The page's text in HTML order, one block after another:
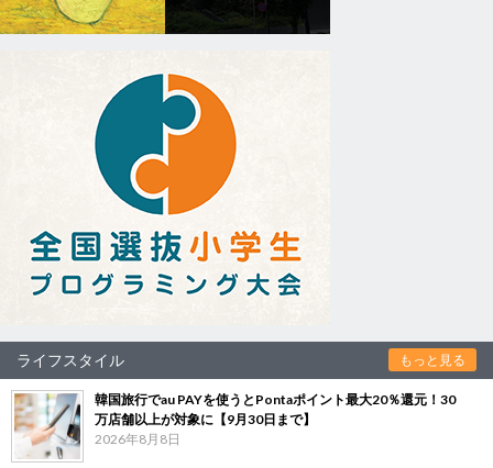
ライフスタイル もっと見る
韓国旅行でau PAYを使うとPontaポイント最大20％還元！30
万店舗以上が対象に【9月30日まで】
2026年8月8日